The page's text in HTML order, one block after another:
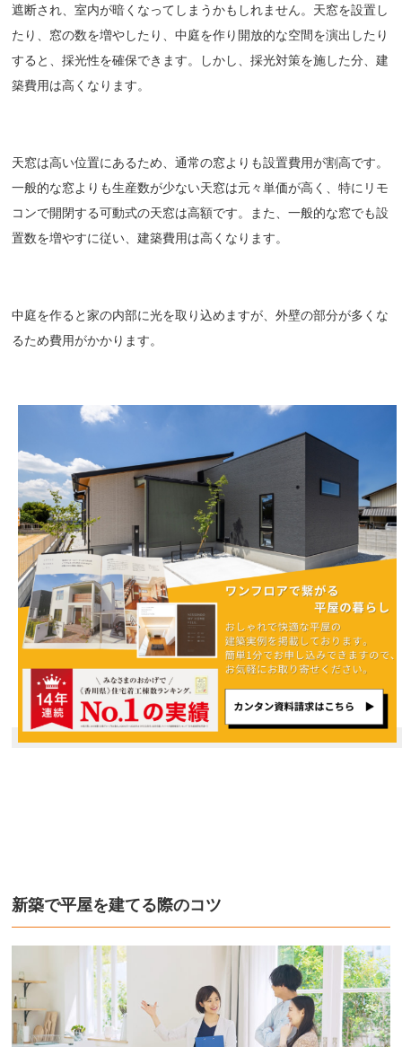
遮断され、室内が暗くなってしまうかもしれません。天窓を設置し
たり、窓の数を増やしたり、中庭を作り開放的な空間を演出したり
すると、採光性を確保できます。しかし、採光対策を施した分、建
築費用は高くなります。
天窓は高い位置にあるため、通常の窓よりも設置費用が割高です。
一般的な窓よりも生産数が少ない天窓は元々単価が高く、特にリモ
コンで開閉する可動式の天窓は高額です。また、一般的な窓でも設
置数を増やすに従い、建築費用は高くなります。
中庭を作ると家の内部に光を取り込めますが、外壁の部分が多くな
るため費用がかかります。
新築で平屋を建てる際のコツ